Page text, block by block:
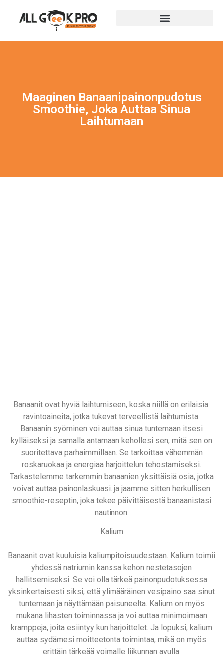
Maaginen Banaanipainonpudotus
Smoothie, Joka Auttaa Sinua
Laihtumaan
Banaanit ovat hyviä laihtumiseen, koska niillä on erilaisia ​​
ravintoaineita, jotka tukevat terveellistä laihtumista.
Banaanin syöminen voi auttaa sinua tuntemaan itsesi
kylläiseksi ja samalla antamaan kehollesi sen, mitä sen on
suoritettava parhaimmillaan. Se tarkoittaa vähemmän
roskaruokaa ja energiaa harjoittelun tehostamiseksi.
Tarkastelemme tarkemmin banaanien yksittäisiä osia, jotka
voivat auttaa painonlaskuasi, ja jaamme sitten herkullisen
smoothie-reseptin, joka tekee päivittäisestä banaanistasi
nautinnon.
Kalium
Banaanit ovat kuuluisia kaliumpitoisuudestaan. Kalium toimii
yhdessä natriumin kanssa kehon nestetasojen
hallitsemiseksi. Se voi olla tärkeä painonpudotuksessa
yksinkertaisesti siksi, että ylimääräinen vesipaino saa sinut
tuntemaan ja näyttämään paisuneelta. Kalium on myös
mukana lihasten toiminnassa ja voi auttaa minimoimaan
kramppeja, joita esiintyy kun harjoittelet. Ja lopuksi, kalium
auttaa sydämesi moitteetonta toimintaa, mikä on myös
erittäin tärkeää voimalle liikunnan avulla.